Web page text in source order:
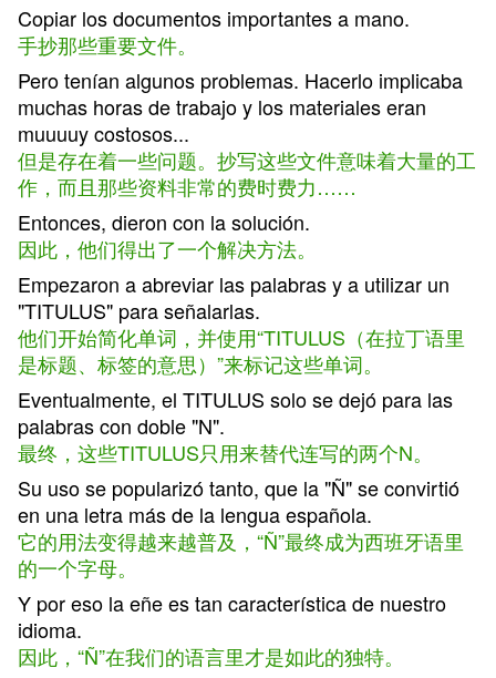
Copiar los documentos importantes a mano.
手抄那些重要文件。
Pero tenían algunos problemas. Hacerlo implicaba
muchas horas de trabajo y los materiales eran
muuuuy costosos...
但是存在着一些问题。抄写这些文件意味着大量的工
作，而且那些资料非常的费时费力……
Entonces, dieron con la solución.
因此，他们得出了一个解决方法。
Empezaron a abreviar las palabras y a utilizar un
"TITULUS" para señalarlas.
他们开始简化单词，并使用“TITULUS（在拉丁语里
是标题、标签的意思）”来标记这些单词。
Eventualmente, el TITULUS solo se dejó para las
palabras con doble "N".
最终，这些TITULUS只用来替代连写的两个N。
Su uso se popularizó tanto, que la "Ñ" se convirtió
en una letra más de la lengua española.
它的用法变得越来越普及，“Ñ”最终成为西班牙语里
的一个字母。
Y por eso la eñe es tan característica de nuestro
idioma.
因此，“Ñ”在我们的语言里才是如此的独特。